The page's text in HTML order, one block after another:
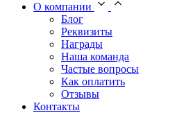
О компании
Блог
Реквизиты
Награды
Наша команда
Частые вопросы
Как оплатить
Отзывы
Контакты